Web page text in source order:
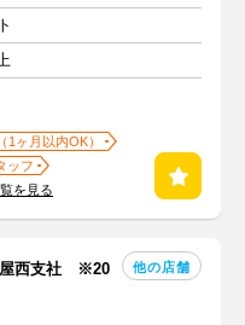
1ヶ月以内OK）
ッフ
を見る
屋西支社 ※20
他の店舗